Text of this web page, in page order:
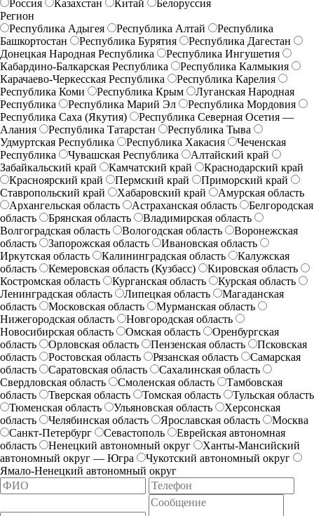
Россия
Казахстан Китай
Белоруссия
Регион
Республика Адыгея
Республика Алтай
Республика
Башкортостан
Республика Бурятия
Республика Дагестан
Донецкая Народная Республика
Республика Ингушетия
Кабардино-Балкарская Республика
Республика Калмыкия
Карачаево-Черкесская Республика
Республика Карелия
Республика Коми
Республика Крым
Луганская Народная
Республика
Республика Марий Эл
Республика Мордовия
Республика Саха (Якутия)
Республика Северная Осетия —
Алания
Республика Татарстан
Республика Тыва
Удмуртская Республика
Республика Хакасия
Чеченская
Республика
Чувашская Республика
Алтайский край
Забайкальский край
Камчатский край
Краснодарский край
Красноярский край
Пермский край
Приморский край
Ставропольский край
Хабаровский край
Амурская область
Архангельская область
Астраханская область
Белгородская
область
Брянская область
Владимирская область
Волгоградская область
Вологодская область
Воронежская
область
Запорожская область
Ивановская область
Иркутская область
Калининградская область
Калужская
область
Кемеровская область (Кузбасс)
Кировская область
Костромская область
Курганская область
Курская область
Ленинградская область
Липецкая область
Магаданская
область
Московская область
Мурманская область
Нижегородская область
Новгородская область
Новосибирская область
Омская область
Оренбургская
область
Орловская область Пензенская область
Псковская
область
Ростовская область Рязанская область
Самарская
область
Саратовская область
Сахалинская область
Свердловская область
Смоленская область
Тамбовская
область
Тверская область Томская область
Тульская область
Тюменская область
Ульяновская область
Херсонская
область
Челябинская область Ярославская область
Москва
Санкт-Петербург
Севастополь
Еврейская автономная
область
Ненецкий автономный округ
Ханты-Мансийский
автономный округ — Югра
Чукотский автономный округ
Ямало-Ненецкий автономный округ